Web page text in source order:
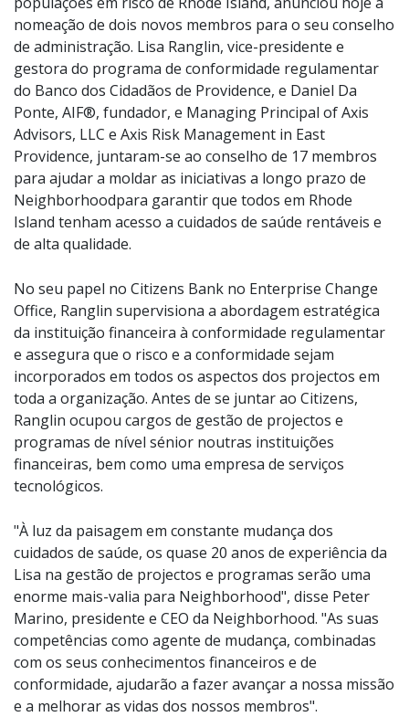
nomeação de dois novos membros para o seu conselho
de administração. Lisa Ranglin, vice-presidente e
gestora do programa de conformidade regulamentar
do Banco dos Cidadãos de Providence, e Daniel Da
Ponte, AIF®, fundador, e Managing Principal of Axis
Advisors, LLC e Axis Risk Management in East
Providence, juntaram-se ao conselho de 17 membros
para ajudar a moldar as iniciativas a longo prazo de
Neighborhoodpara garantir que todos em Rhode
Island tenham acesso a cuidados de saúde rentáveis e
de alta qualidade.
No seu papel no Citizens Bank no Enterprise Change
Office, Ranglin supervisiona a abordagem estratégica
da instituição financeira à conformidade regulamentar
e assegura que o risco e a conformidade sejam
incorporados em todos os aspectos dos projectos em
toda a organização. Antes de se juntar ao Citizens,
Ranglin ocupou cargos de gestão de projectos e
programas de nível sénior noutras instituições
financeiras, bem como uma empresa de serviços
tecnológicos.
"À luz da paisagem em constante mudança dos
cuidados de saúde, os quase 20 anos de experiência da
Lisa na gestão de projectos e programas serão uma
enorme mais-valia para Neighborhood", disse Peter
Marino, presidente e CEO da Neighborhood. "As suas
competências como agente de mudança, combinadas
com os seus conhecimentos financeiros e de
conformidade, ajudarão a fazer avançar a nossa missão
e a melhorar as vidas dos nossos membros".